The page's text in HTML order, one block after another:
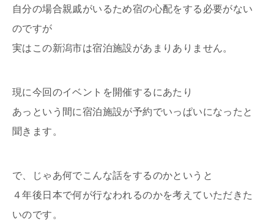
自分の場合親戚がいるため宿の心配をする必要がない
のですが
実はこの新潟市は宿泊施設があまりありません。
現に今回のイベントを開催するにあたり
あっという間に宿泊施設が予約でいっぱいになったと
聞きます。
で、じゃあ何でこんな話をするのかというと
４年後日本で何が行なわれるのかを考えていただきた
いのです。